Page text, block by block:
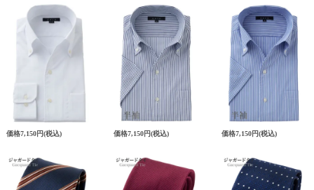
価格7,150円(税込) 価格7,150円(税込) 価格7,150円(税込)